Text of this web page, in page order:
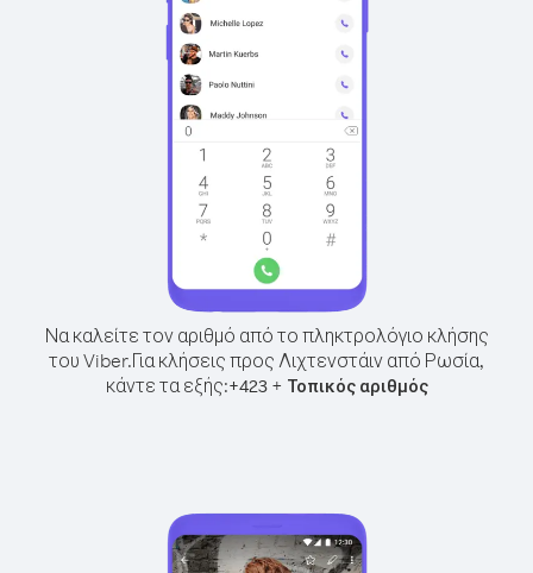
Να καλείτε τον αριθμό από το πληκτρολόγιο κλήσης
του Viber.Για κλήσεις προς Λιχτενστάιν από Ρωσία,
κάντε τα εξής:+423+ Τοπικός αριθμός